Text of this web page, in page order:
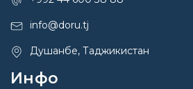
info@doru.tj
Душанбе, Таджикистан
Инфо